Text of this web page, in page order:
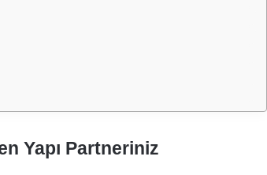
Yapı Partneriniz